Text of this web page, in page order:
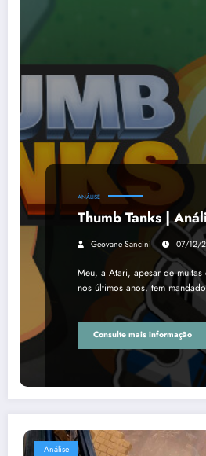
ANÁLISE
Thumb Tanks |
Geovane Sancini 07/12/
Meu, a Atari, apesar de muitas
nos últimos anos, tem
Consulte mais informação
Análise